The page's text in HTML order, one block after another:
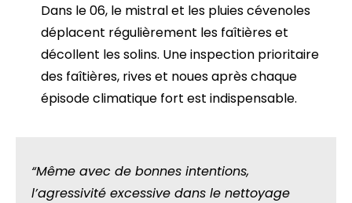
Dans le 06, le mistral et les pluies cévenoles
déplacent régulièrement les faîtières et
décollent les solins. Une inspection prioritaire
des faîtières, rives et noues après chaque
épisode climatique fort est indispensable.
“Même avec de bonnes intentions,
l’agressivité excessive dans le nettoyage